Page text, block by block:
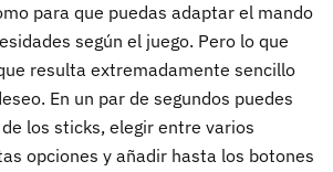
para que puedas adaptar el mando
según el juego. Pero lo que
resulta extremadamente sencillo
En un par de segundos puedes
los sticks, elegir entre varios
opciones y añadir hasta los botones